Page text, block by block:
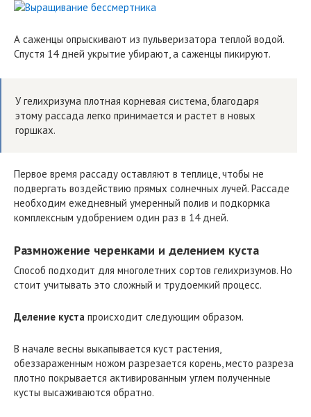
А саженцы опрыскивают из пульверизатора теплой водой.
Спустя 14 дней укрытие убирают, а саженцы пикируют.
У гелихризума плотная корневая система, благодаря
этому рассада легко принимается и растет в новых
горшках.
Первое время рассаду оставляют в теплице, чтобы не
подвергать воздействию прямых солнечных лучей. Рассаде
необходим ежедневный умеренный полив и подкормка
комплексным удобрением один раз в 14 дней.
Размножение черенками и делением куста
Способ подходит для многолетних сортов гелихризумов. Но
стоит учитывать это сложный и трудоемкий процесс.
Деление куста происходит следующим образом.
В начале весны выкапывается куст растения,
обеззараженным ножом разрезается корень, место разреза
плотно покрывается активированным углем полученные
кусты высаживаются обратно.